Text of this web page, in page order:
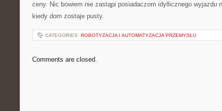
ceny. Nic bowiem nie zastąpi posiadaczom idyllicznego wyjazdu
kiedy dom zostaje pusty.
CATEGORIES: ROBOTYZACJA I AUTOMATYZACJA PRZEMYSŁU
Comments are closed.